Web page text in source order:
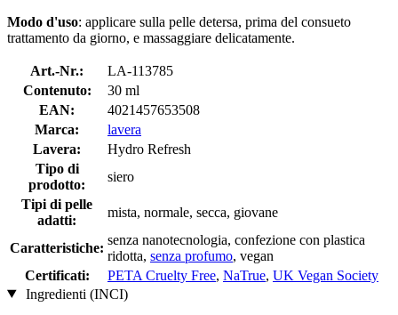
Modo d'uso: applicare sulla pelle detersa, prima del consueto
trattamento da giorno, e massaggiare delicatamente.
Art.-Nr.:
LA-113785
Contenuto:
30 ml
EAN:
4021457653508
Marca:
lavera
Lavera:
Hydro Refresh
Tipo di
prodotto:
siero
Tipi di pelle
adatti:
mista, normale, secca, giovane
Caratteristiche:
senza nanotecnologia, confezione con plastica
ridotta, senza profumo, vegan
Certificati:
PETA Cruelty Free, NaTrue, UK Vegan Society
Ingredienti (INCI)